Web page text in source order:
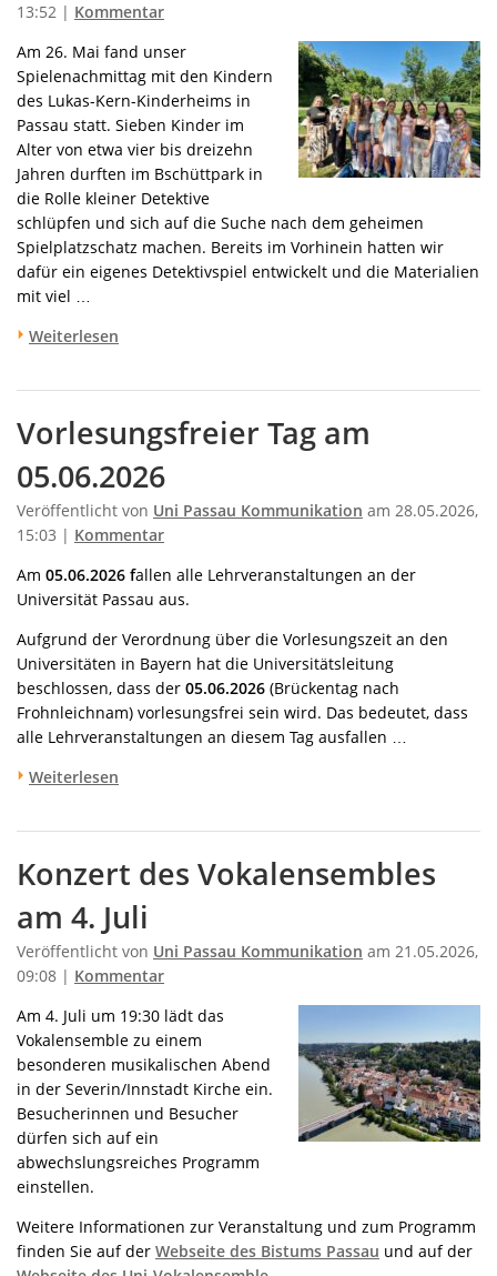
13:52 | Kommentar
Am 26. Mai fand unser
Spielenachmittag mit den Kindern
des Lukas-Kern-Kinderheims in
Passau statt. Sieben Kinder im
Alter von etwa vier bis dreizehn
Jahren durften im Bschüttpark in
die Rolle kleiner Detektive
schlüpfen und sich auf die Suche nach dem geheimen
Spielplatzschatz machen. Bereits im Vorhinein hatten wir
dafür ein eigenes Detektivspiel entwickelt und die Materialien
mit viel …
Weiterlesen
Vorlesungsfreier Tag am
05.06.2026
Veröffentlicht von Uni Passau Kommunikation am 28.05.2026,
15:03 | Kommentar
Am 05.06.2026 fallen alle Lehrveranstaltungen an der
Universität Passau aus.
Aufgrund der Verordnung über die Vorlesungszeit an den
Universitäten in Bayern hat die Universitätsleitung
beschlossen, dass der 05.06.2026 (Brückentag nach
Frohnleichnam) vorlesungsfrei sein wird. Das bedeutet, dass
alle Lehrveranstaltungen an diesem Tag ausfallen …
Weiterlesen
Konzert des Vokalensembles
am 4. Juli
Veröffentlicht von Uni Passau Kommunikation am 21.05.2026,
09:08 | Kommentar
Am 4. Juli um 19:30 lädt das
Vokalensemble zu einem
besonderen musikalischen Abend
in der Severin/Innstadt Kirche ein.
Besucherinnen und Besucher
dürfen sich auf ein
abwechslungsreiches Programm
einstellen.
Weitere Informationen zur Veranstaltung und zum Programm
finden Sie auf der Webseite des Bistums Passau und auf der